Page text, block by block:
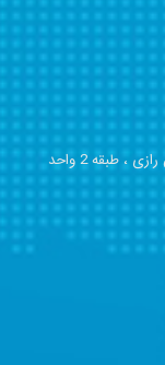
،
طبقه 2 واحد